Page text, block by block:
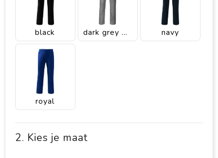
black dark grey melange navy
royal
2. Kies je maat